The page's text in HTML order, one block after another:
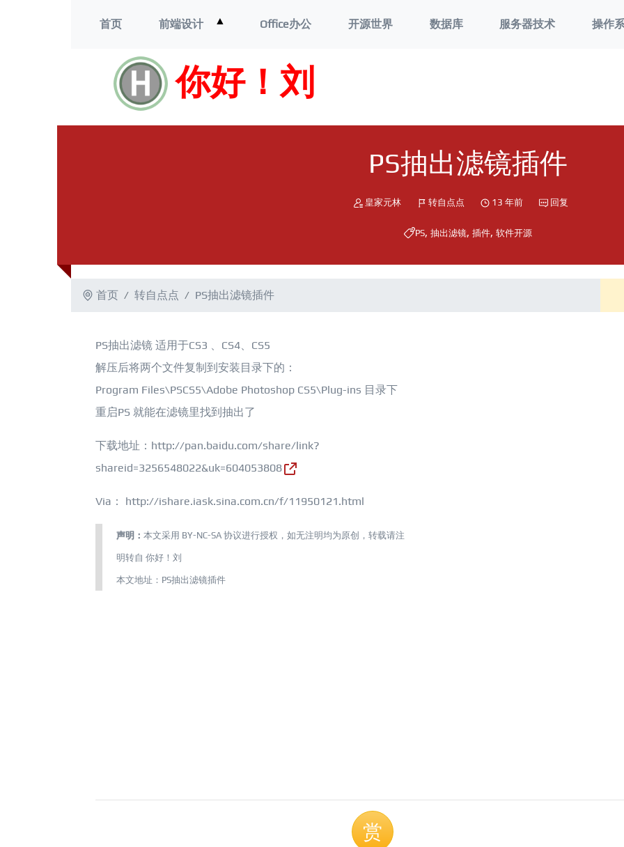
你好！刘
首页 前端设计 ▲
单
Office办公 开源世界 数据库 服务器技术 操作
PS抽出滤镜插件
皇家元林 转自点点 13 年前 回复
PS, 抽出滤镜, 插件, 软件开源
首页 转自点点 PS抽出滤镜插件
PS抽出滤镜 适用于CS3 、CS4、CS5
解压后将两个文件复制到安装目录下的：
Program Files\PSCS5\Adobe Photoshop CS5\Plug-ins 目录下
重启PS 就能在滤镜里找到抽出了
下载地址： http://pan.baidu.com/share/link?
shareid=3256548022&uk=604053808
Via： http://ishare.iask.sina.com.cn/f/11950121.html
声明： 本文采用 BY-NC-SA 协议进行授权，如无注明均为原创，转载请注
明转自 你好！刘
本文地址： PS抽出滤镜插件
赏